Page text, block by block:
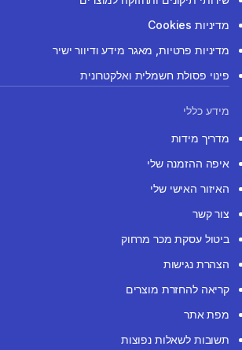
מדיניות Cookies
מדיניות פרטיות, מאגר מידע ודיוור ישיר
פינוי פסולת חשמלית ואלקטרונית
מידע כללי
מדריך מידות
איפה ההזמנה שלי
האיזור האישי שלי
צור קשר
ביטול עסקת מכר מרחוק
הצהרת נגישות
קריאה להחזרת מוצרים
מפת אתר
תשובות לשאלות נפוצות